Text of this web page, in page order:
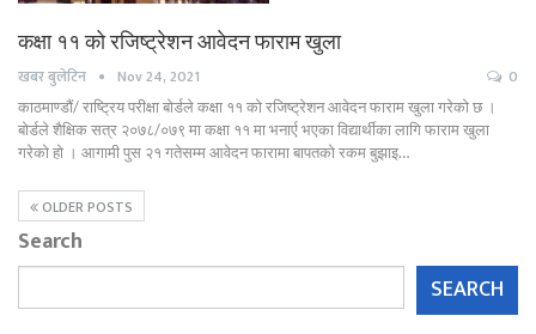
कक्षा ११ को रजिष्ट्रेशन आवेदन फाराम खुला
खबर बुलेटिन Nov 24, 2021 0
काठमाण्डौं/ राष्ट्रिय परीक्षा बोर्डले कक्षा ११ को रजिष्ट्रेशन आवेदन फाराम खुला गरेको छ ।
बोर्डले शैक्षिक सत्र २०७८/०७९ मा कक्षा ११ मा भनार्ए भएका विद्यार्थीका लागि फाराम खुला
गरेको हो । आगामी पुस २१ गतेसम्म आवेदन फारामा बापतको रकम बुझाइ…
OLDER POSTS
Search
SEARCH